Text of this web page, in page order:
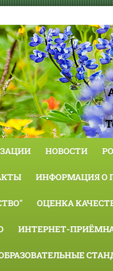
НОВОСТИ
ИНФОРМАЦИЯ О
ОЦЕНКА
ИНТЕРНЕТ-